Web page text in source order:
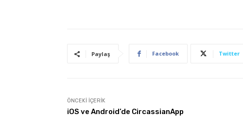
Paylaş Facebook Twitter
ÖNCEKI İÇERIK
iOS ve Android’de CircassianApp